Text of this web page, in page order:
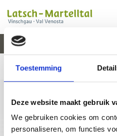
Toestemming
Deze website maakt gebruik
We gebruiken cookies om
personaliseren, om functies
+39 0473 62 31 09